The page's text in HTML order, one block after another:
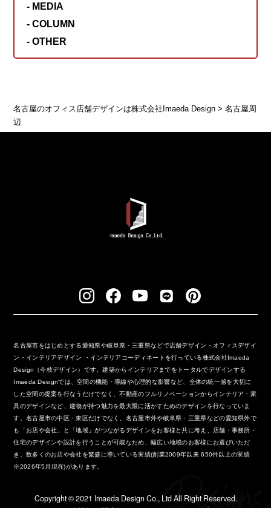
- MEDIA
- COLUMN
- OTHER
名古屋のオフィス店舗デザインは株式会社Imaeda Design >名古屋周
辺
名古屋市をはじめとする愛知県や岐阜県・三重県などで店舗デザイン・オフィスデザイ
ン・インテリアデザイン ・インテリアコーディネートを行っている株式会社Imaeda
Design（今枝デザイン）です。建築からインテリアまでをトータルでデザインする
Imaeda Designでは、空間の機能・導線や心理的な影響など、全体の統一感を大切に
した空間の提案を行なうだけでなく、不動産のフルリノベーションからインテリア・家
具のデザインなど、建物が持つ魅力を最大限に活かすためのデザインを行なっていま
す。名古屋市の中区・東区だけでなく、名古屋市外や岐阜県・三重県などの愛知県外で
も「お店や会社」と「地域」がつながるデザインをお客様と共に考え、店舗・事務所・
住宅のデザインや設計を行うことが可能なため、幅広い地域のお客様にお選びいただ
き、数多くのお店や会社を繁盛に導いている実績(創業2009年以来 650件以上の実績
※2026年5月現在)があります。
Copyright ©︎ 2021 Imaeda Design Co., Ltd All Right Reserved.